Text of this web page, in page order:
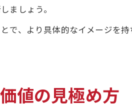
ましょう。
で、より具体的なイメージを
値の見極め方